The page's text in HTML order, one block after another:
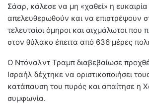
Σάαρ, κάλεσε να μη «χαθεί» η
απελευθερωθούν και να επιστρέψουν
τελευταίοι όμηροι και αιχμάλωτοι
στον θύλακο έπειτα από 636 μέρες
Ο Ντόναλντ Τραμπ διαβεβαίωσε
Ισραήλ δέχτηκε να οριστικοποιήσει
κατάπαυση του πυρός και απαίτησε η
συμφωνία.